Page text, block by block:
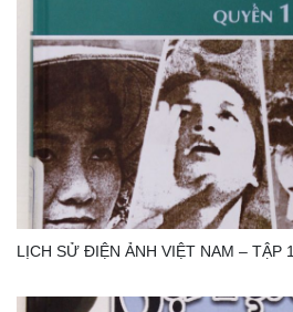
LỊCH SỬ ĐIỆN ẢNH VIỆT NAM – TẬP 1